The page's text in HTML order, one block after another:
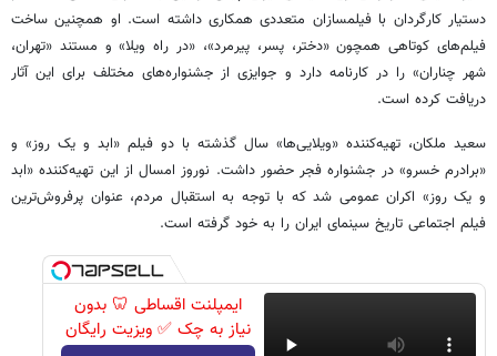
دستیار کارگردان با فیلمسازان متعددی همکاری داشته است. او همچنین ساخت
فیلم‌های کوتاهی همچون «دختر، پسر، پیرمرد»، «در راه ویلا» و مستند «تهران،
شهر چناران» را در کارنامه دارد و جوایزی از جشنواره‌های مختلف برای این آثار
دریافت کرده است.
سعید ملکان، تهیه‌کننده «ویلایی‌ها» سال گذشته با دو فیلم «ابد و یک روز» و
«برادرم خسرو» در جشنواره فجر حضور داشت. نوروز امسال از این تهیه‌کننده «ابد
و یک روز» اکران عمومی شد که با توجه به استقبال مردم، عنوان پرفروش‌ترین
فیلم اجتماعی تاریخ سینمای ایران را به خود گرفته است.
ایمپلنت اقساطی 🦷 بدون
نیاز به چک ✅ ویزیت رایگان